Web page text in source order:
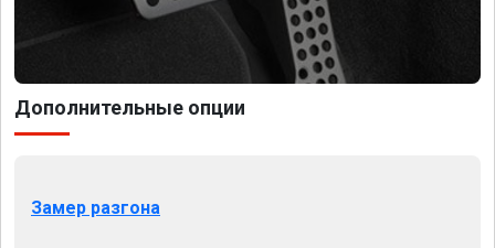
Дополнительные опции
Замер разгона